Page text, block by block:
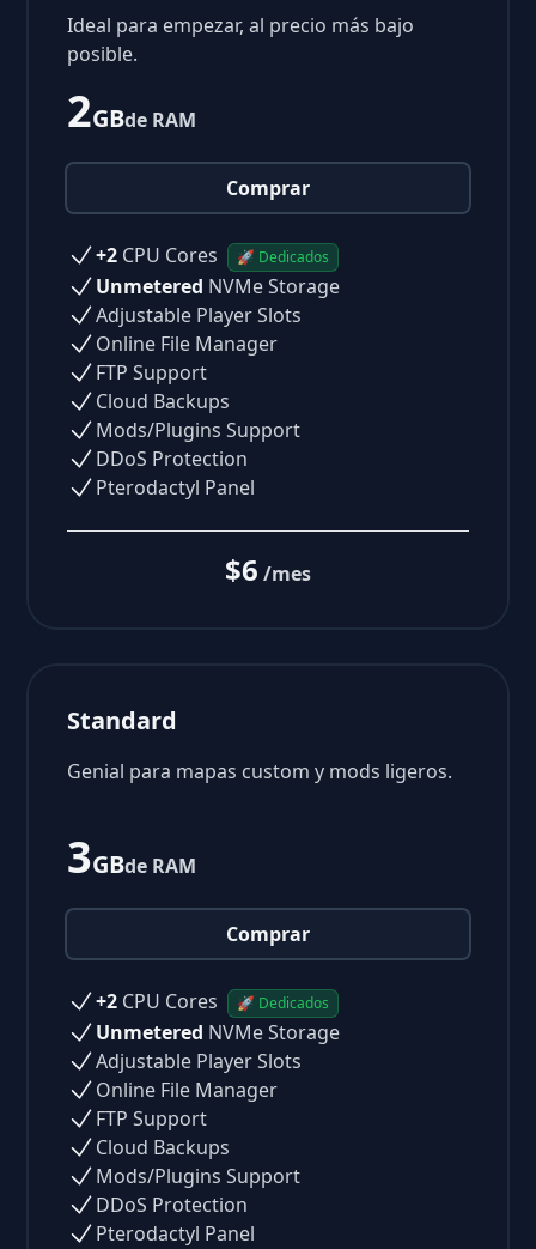
Ideal para empezar, al precio más bajo
posible.
2GBde RAM
Comprar
+2 CPU Cores 🚀 Dedicados
Unmetered NVMe Storage
Adjustable Player Slots
Online File Manager
FTP Support
Cloud Backups
Mods/Plugins Support
DDoS Protection
Pterodactyl Panel
$6 /mes
Standard
Genial para mapas custom y mods ligeros.
3GBde RAM
Comprar
+2 CPU Cores 🚀 Dedicados
Unmetered NVMe Storage
Adjustable Player Slots
Online File Manager
FTP Support
Cloud Backups
Mods/Plugins Support
DDoS Protection
Pterodactyl Panel